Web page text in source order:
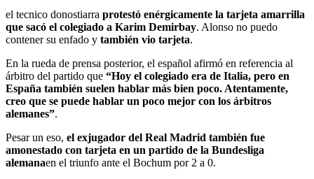
el tecnico donostiarra protestó enérgicamente la tarjeta amarrilla
que sacó el colegiado a Karim Demirbay. Alonso no puedo
contener su enfado y también vio tarjeta.
En la rueda de prensa posterior, el español afirmó en referencia al
árbitro del partido que “Hoy el colegiado era de Italia, pero en
España también suelen hablar más bien poco. Atentamente,
creo que se puede hablar un poco mejor con los árbitros
alemanes”.
Pesar un eso, el exjugador del Real Madrid también fue
amonestado con tarjeta en un partido de la Bundesliga
alemanaen el triunfo ante el Bochum por 2 a 0.